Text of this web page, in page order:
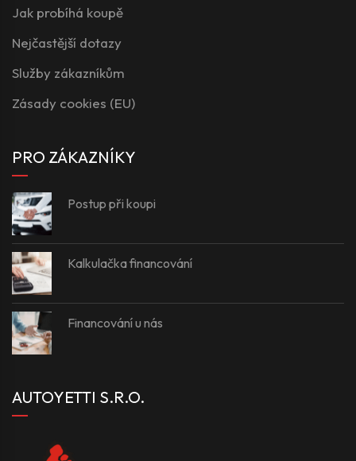
Jak probíhá koupě
Nejčastější dotazy
Služby zákazníkům
Zásady cookies (EU)
PRO ZÁKAZNÍKY
Postup při koupi
Kalkulačka financování
Financování u nás
AUTOYETTI S.R.O.